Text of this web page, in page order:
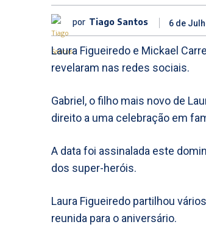
por Tiago Santos 6 de
Laura Figueiredo e Mickael
revelaram nas redes sociais.
Gabriel, o filho mais novo de
direito a uma celebração em
A data foi assinalada este
dos super-heróis.
Laura Figueiredo partilhou
reunida para o aniversário.